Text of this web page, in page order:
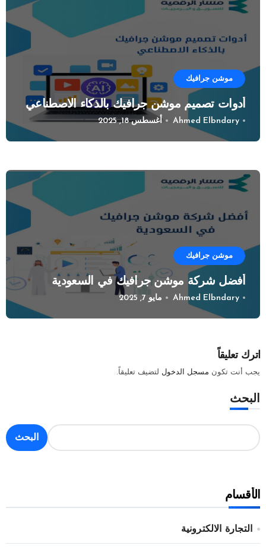
موشن جرافيك
أدوات تصميم موشن جرافيك بالذكاء الاصطناعي
Ahmed Elbndary أغسطس 18, 2025
موشن جرافيك
أفضل شركة موشن جرافيك في السعودية
Ahmed Elbndary مايو 7, 2025
اترك تعليقاً
يجب أنت تكون مسجل الدخول لتضيف تعليقاً.
البحث
البحث
الأقسام
التجارة الالكترونية